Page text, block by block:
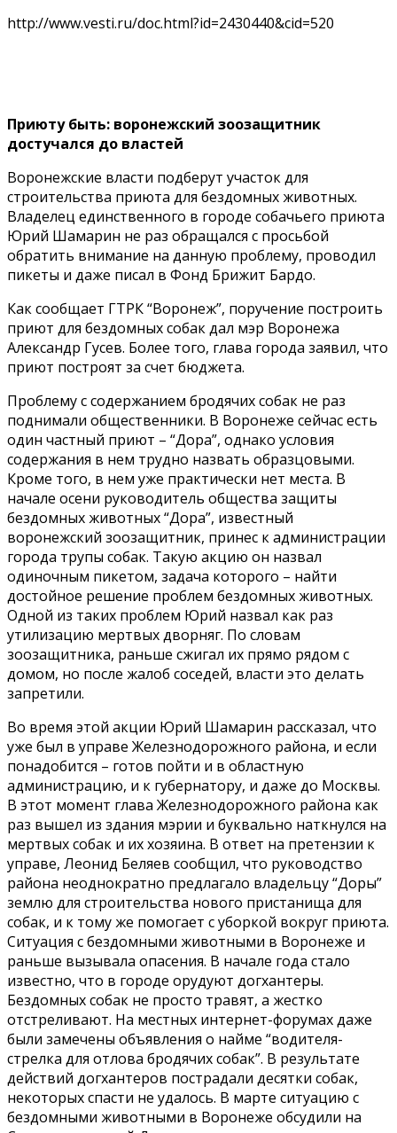
http://www.vesti.ru/doc.html?id=2430440&cid=520
Приюту быть: воронежский зоозащитник
достучался до властей
Воронежские власти подберут участок для
строительства приюта для бездомных животных.
Владелец единственного в городе собачьего приюта
Юрий Шамарин не раз обращался с просьбой
обратить внимание на данную проблему, проводил
пикеты и даже писал в Фонд Брижит Бардо.
Как сообщает ГТРК “Воронеж”, поручение построить
приют для бездомных собак дал мэр Воронежа
Александр Гусев. Более того, глава города заявил, что
приют построят за счет бюджета.
Проблему с содержанием бродячих собак не раз
поднимали общественники. В Воронеже сейчас есть
один частный приют – “Дора”, однако условия
содержания в нем трудно назвать образцовыми.
Кроме того, в нем уже практически нет места. В
начале осени руководитель общества защиты
бездомных животных “Дора”, известный
воронежский зоозащитник, принес к администрации
города трупы собак. Такую акцию он назвал
одиночным пикетом, задача которого – найти
достойное решение проблем бездомных животных.
Одной из таких проблем Юрий назвал как раз
утилизацию мертвых дворняг. По словам
зоозащитника, раньше сжигал их прямо рядом с
домом, но после жалоб соседей, власти это делать
запретили.
Во время этой акции Юрий Шамарин рассказал, что
уже был в управе Железнодорожного района, и если
понадобится – готов пойти и в областную
администрацию, и к губернатору, и даже до Москвы.
В этот момент глава Железнодорожного района как
раз вышел из здания мэрии и буквально наткнулся на
мертвых собак и их хозяина. В ответ на претензии к
управе, Леонид Беляев сообщил, что руководство
района неоднократно предлагало владельцу “Доры”
землю для строительства нового пристанища для
собак, и к тому же помогает с уборкой вокруг приюта.
Ситуация с бездомными животными в Воронеже и
раньше вызывала опасения. В начале года стало
известно, что в городе орудуют догхантеры.
Бездомных собак не просто травят, а жестко
отстреливают. На местных интернет-форумах даже
были замечены объявления о найме “водителя-
стрелка для отлова бродячих собак”. В результате
действий догхантеров пострадали десятки собак,
некоторых спасти не удалось. В марте ситуацию с
бездомными животными в Воронеже обсудили на